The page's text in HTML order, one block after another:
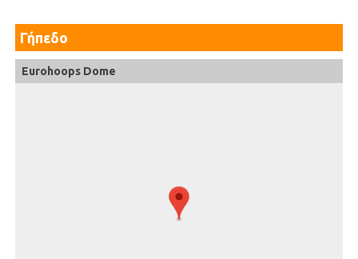
Γήπεδο
Eurohoops Dome